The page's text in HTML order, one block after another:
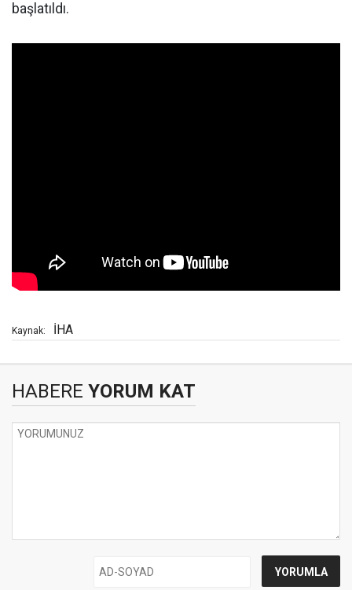
başlatıldı.
Kaynak: İHA
HABERE YORUM KAT